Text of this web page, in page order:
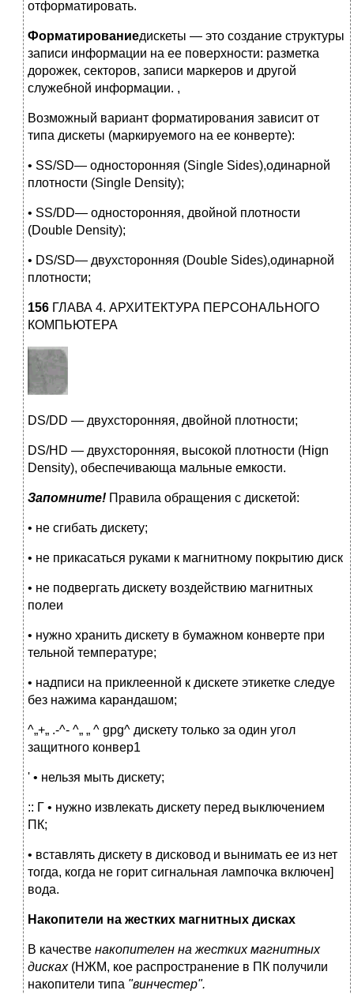
отформатировать.
Форматированиедискеты — это создание структуры
записи информации на ее поверхности: разметка
дорожек, секторов, записи маркеров и другой
служебной информации. ,
Возможный вариант форматирования зависит от
типа дискеты (маркируемого на ее конверте):
• SS/SD— односторонняя (Single Sides),одинарной
плотности (Single Density);
• SS/DD— односторонняя, двойной плотности
(Double Density);
• DS/SD— двухсторонняя (Double Sides),одинарной
плотности;
156 ГЛАВА 4. АРХИТЕКТУРА ПЕРСОНАЛЬНОГО
КОМПЬЮТЕРА
DS/DD — двухсторонняя, двойной плотности;
DS/HD — двухсторонняя, высокой плотности (Hign
Density), обеспечивающа мальные емкости.
Запомните! Правила обращения с дискетой:
• не сгибать дискету;
• не прикасаться руками к магнитному покрытию диск
• не подвергать дискету воздействию магнитных
полеи
• нужно хранить дискету в бумажном конверте при
тельной температуре;
• надписи на приклеенной к дискете этикетке следуе
без нажима карандашом;
^„+„ .-^- ^„ „ ^ gpg^ дискету только за один угол
защитного конвер1
' • нельзя мыть дискету;
:: Г • нужно извлекать дискету перед выключением
ПК;
• вставлять дискету в дисковод и вынимать ее из нет
тогда, когда не горит сигнальная лампочка включен]
вода.
Накопители на жестких магнитных дисках
В качестве накопителен на жестких магнитных
дисках(НЖМ, кое распространение в ПК получили
накопители типа "винчестер".